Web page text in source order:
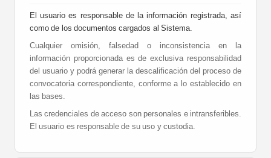
El usuario es responsable de la información registrada, así
como de los documentos cargados al Sistema.
Cualquier omisión, falsedad o inconsistencia en la
información proporcionada es de exclusiva responsabilidad
del usuario y podrá generar la descalificación del proceso de
convocatoria correspondiente, conforme a lo establecido en
las bases.
Las credenciales de acceso son personales e intransferibles.
El usuario es responsable de su uso y custodia.